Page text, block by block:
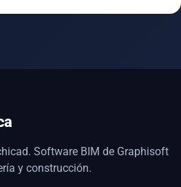
Software BIM de Graphisoft
y construcción.